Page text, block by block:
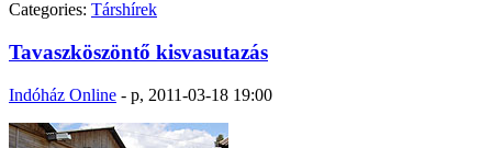
Categories: Társhírek
Tavaszköszöntő kisvasutazás
Indóház Online - p, 2011-03-18 19:00